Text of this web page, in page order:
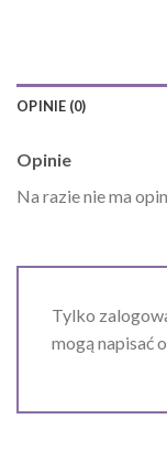
OPINIE (0)
Opinie
Na razie nie ma
Tylko
mogą napisać